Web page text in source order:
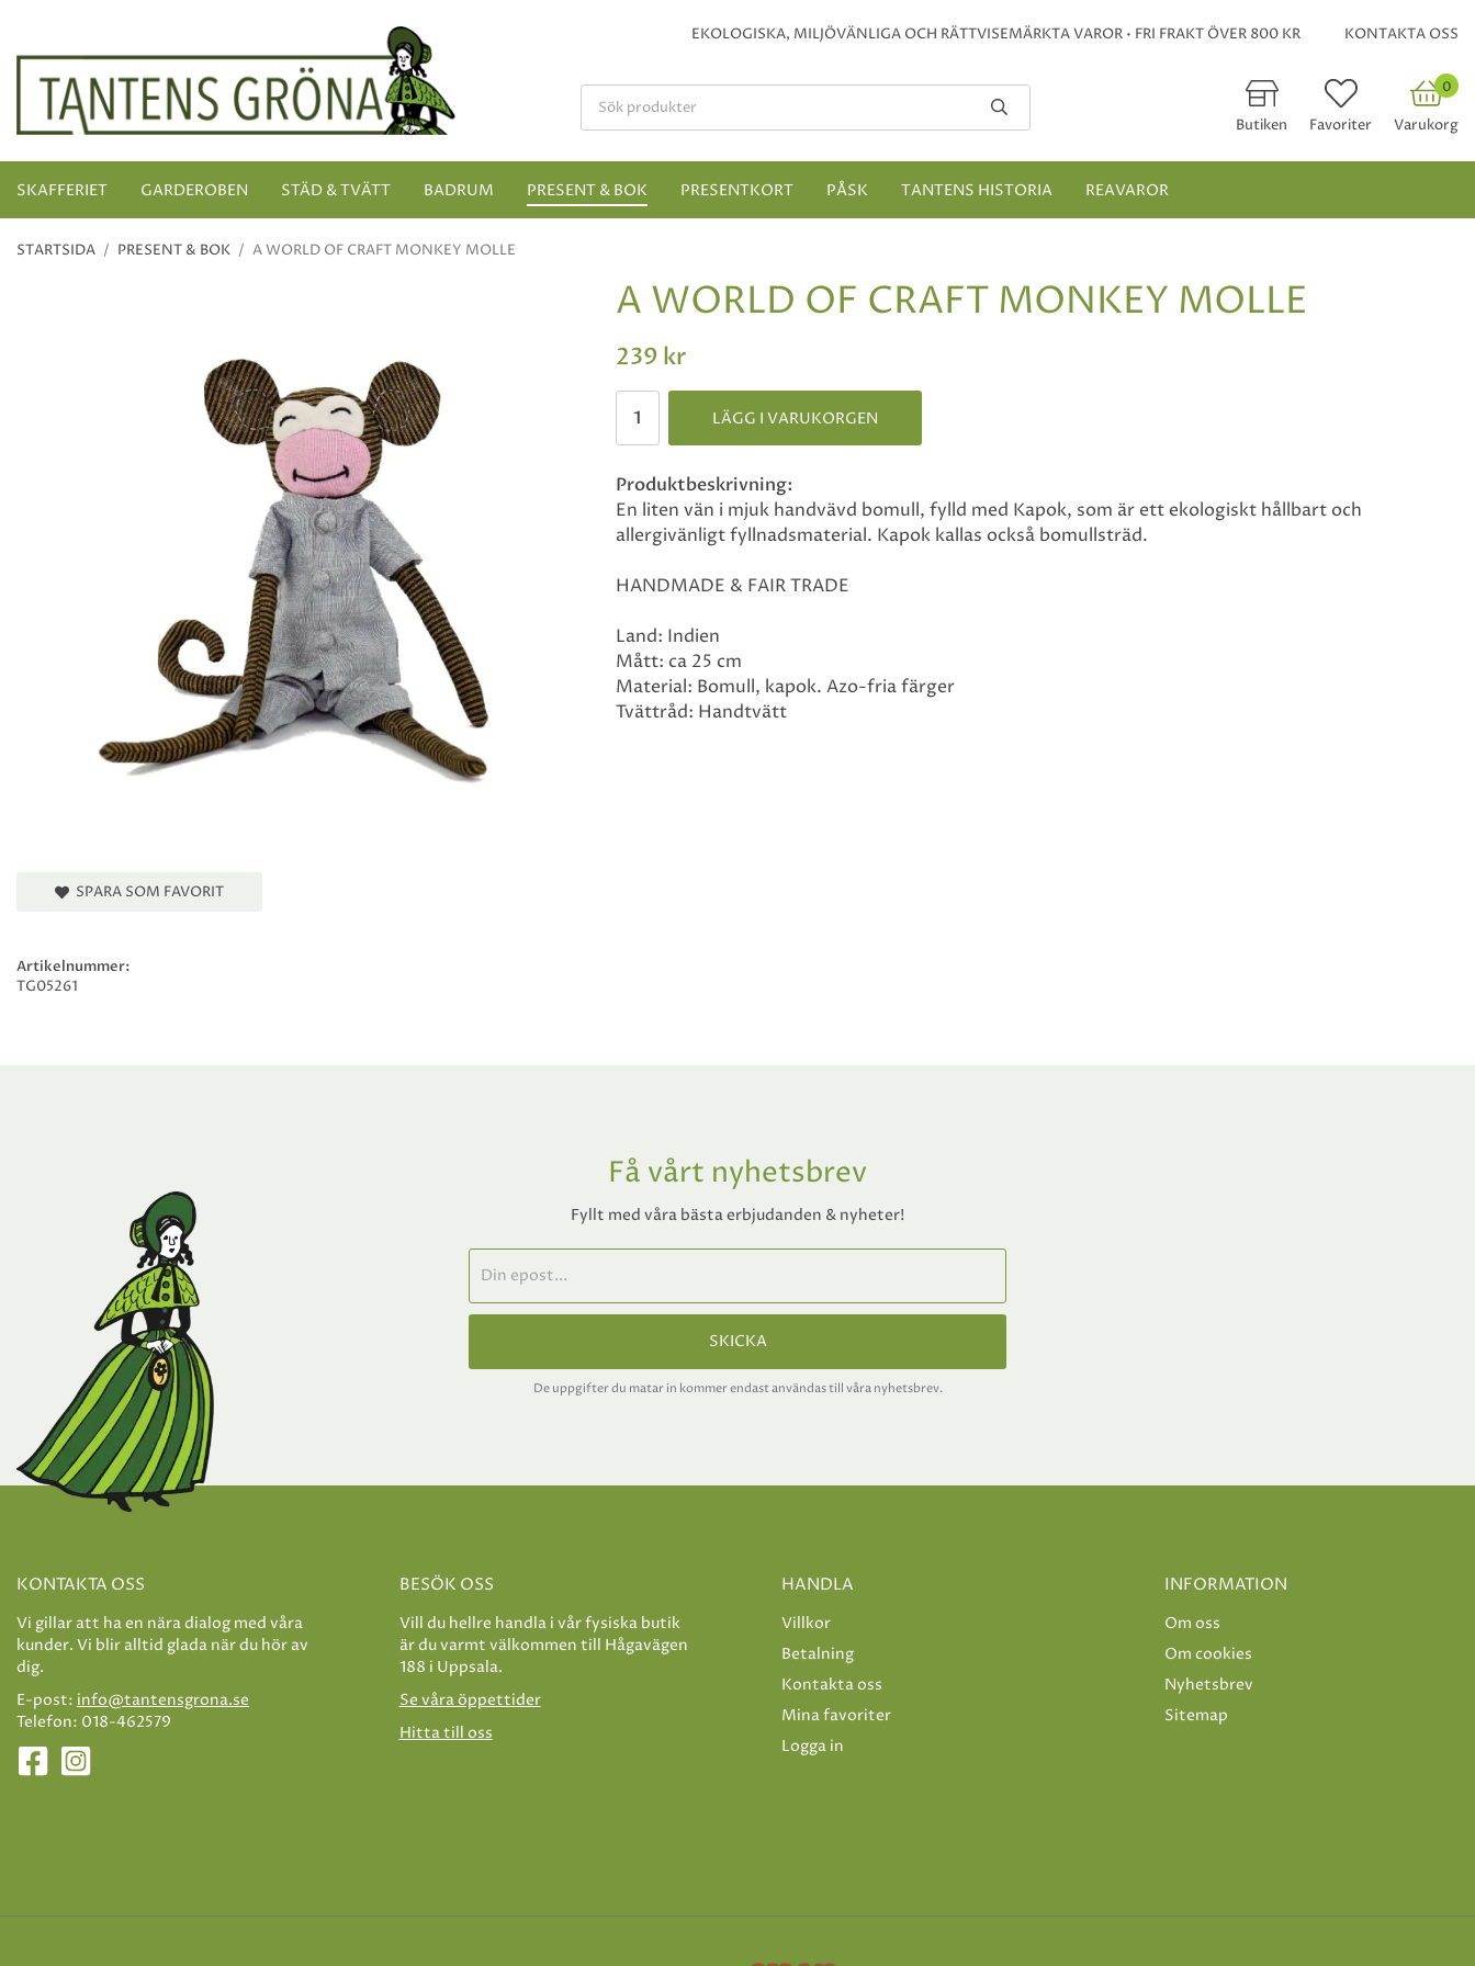
EKOLOGISKA, MILJÖVÄNLIGA OCH RÄTTVISEMÄRKTA VAROR • FRI FRAKT ÖVER 800 KR KONTAKTA OSS
Butiken Favoriter
0
Varukorg
SKAFFERIET GARDEROBEN STÄD & TVÄTT BADRUM PRESENT & BOK PRESENTKORT PÅSK TANTENS HISTORIA REAVAROR
STARTSIDA / PRESENT & BOK / A WORLD OF CRAFT MONKEY MOLLE
A WORLD OF CRAFT MONKEY MOLLE
239 kr
LÄGG I VARUKORGEN
Produktbeskrivning:
En liten vän i mjuk handvävd bomull, fylld med Kapok, som är ett ekologiskt hållbart och
allergivänligt fyllnadsmaterial. Kapok kallas också bomullsträd.
HANDMADE & FAIR TRADE
Land: Indien
Mått: ca 25 cm
Material: Bomull, kapok. Azo-fria färger
Tvättråd: Handtvätt
SPARA SOM FAVORIT
Artikelnummer:
TG05261
Få vårt nyhetsbrev
Fyllt med våra bästa erbjudanden & nyheter!
SKICKA
De uppgifter du matar in kommer endast användas till våra nyhetsbrev.
KONTAKTA OSS
Vi gillar att ha en nära dialog med våra
kunder. Vi blir alltid glada när du hör av
dig.
E-post: info@tantensgrona.se
Telefon: 018-462579
BESÖK OSS
Vill du hellre handla i vår fysiska butik
är du varmt välkommen till Hågavägen
188 i Uppsala.
Se våra öppettider
Hitta till oss
HANDLA
Villkor
Betalning
Kontakta oss
Mina favoriter
Logga in
INFORMATION
Om oss
Om cookies
Nyhetsbrev
Sitemap